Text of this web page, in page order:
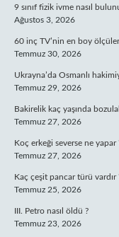
9 sınıf fizik ivme nasıl
Ağustos 3, 2026
60 inç TV’nin en boy
Temmuz 30, 2026
Ukrayna’da Osmanlı
Temmuz 29, 2026
Bakirelik kaç yaşında
Temmuz 27, 2026
Koç erkeği severse ne yapar
Temmuz 27, 2026
Kaç çeşit pancar türü vardır
Temmuz 25, 2026
III. Petro nasıl öldü ?
Temmuz 23, 2026